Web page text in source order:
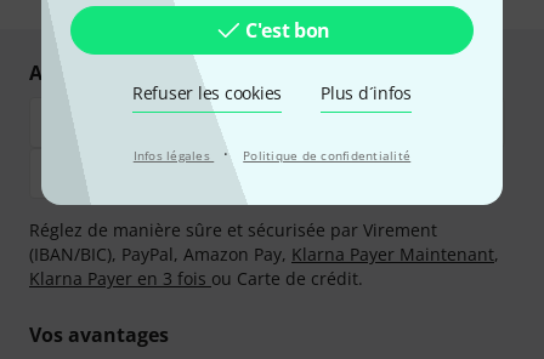
C'est bon
Refuser les cookies Plus d´infos
Infos légales · Politique de confidentialité
Achetez et payez en toute sécurité
Réglez de manière sûre et sécurisée par Virement
(IBAN/BIC), PayPal, Amazon Pay, Klarna Payer Maintenant,
Klarna Payer en 3 fois ou Carte de crédit.
Vos avantages